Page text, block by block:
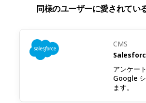
ドをどのように認識しているか
ールコミュニケーションがブラ
伝える効果に関する洞察を収集
製品関心度調査：Eメール内で
る調査で、今後の製品やサービ
同様のユーザーに愛されてい
CMS
アンケー
Google
ます。